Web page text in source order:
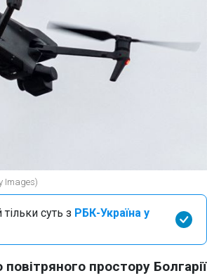
Images)
суть з РБК-Україна у
простору Болгарії